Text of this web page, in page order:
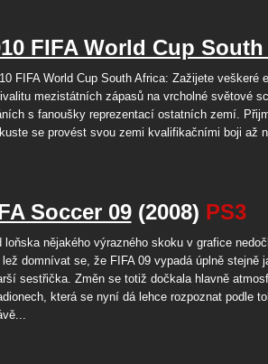
FIFA World Cup
FIFA World Cup South Africa: Zažijete veškeré
mezistátních zápasů na vrcholné světové
s fanoušky reprezentací ostatních zemí.
se provést svou zemi kvalifikačními boji až
Soccer 09(2008) PS3
loňska nějakého výrazného skoku v grafice
lež domnívat se, že FIFA 09 vypadá úplně stejně
sestřička. Změn se totiž dočkala hlavně
která se nyní dá lehce rozpoznat podle